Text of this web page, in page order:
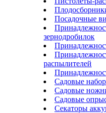
Посадочные
зернодробилок
распылителей
Садовые
Садовые
Садовые
Секаторы